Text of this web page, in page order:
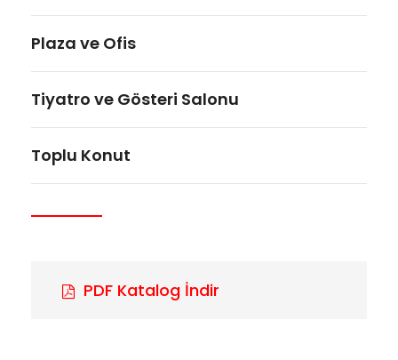
Plaza ve Ofis
Tiyatro ve Gösteri Salonu
Toplu Konut
PDF Katalog İndir